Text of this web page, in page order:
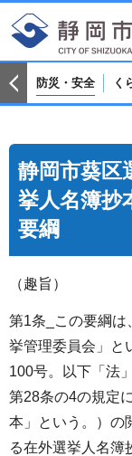
防災・安全 く
静岡市葵区
挙人名簿抄
要綱
（趣旨）
第1条_この要綱は
挙管理委員会」と
100号。以下「法
第28条の4の規定
本」という。）の
る在外選挙人名簿